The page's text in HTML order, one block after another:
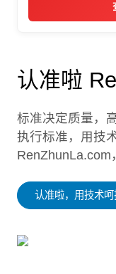
认准啦
标准决定质量，
执行标准，用技
RenZhunLa.com
认准啦，用技术呵